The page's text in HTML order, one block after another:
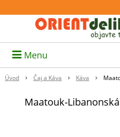
Menu
Úvod Čaj a Káva Káva
Maatouk-